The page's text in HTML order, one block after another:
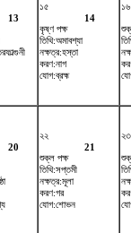
13
১৫
14
কৃষ্ণ পক্ষ
তিথি:অমাবশ্যা
নক্ষত্র:হস্তা
করণ:নাগ
যোগ:ব্রহ্ম
১৬
20
২২
21
শুক্ল পক্ষ
তিথি:সপ্তমী
নক্ষত্র:মূলা
করণ:গর
যোগ:শোভন
২৩